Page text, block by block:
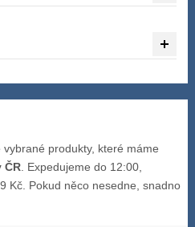
vybrané produkty, které máme
ČR . Expedujeme do 12:00,
Kč. Pokud něco nesedne, snadno